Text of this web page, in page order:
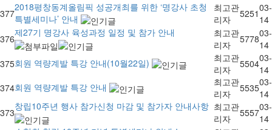
377
2018평창동계올림픽 성공개최를 위한 ‘명강사 초청
특별세미나’ 안내
최고관
리자
525103-
14
376
제27기 명강사 육성과정 일정 및 참가 안내
최고관
리자
577803-
14
375회원 역량계발 특강 안내(10월22일)
최고관
리자
550403-
14
374회원 역량계발 특강 안내
최고관
리자
553503-
14
373
창립10주년 행사 참가신청 마감 및 참가자 안내사항 최고관
리자
555703-
14